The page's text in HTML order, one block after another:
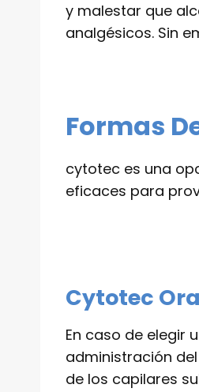
y malestar que
analgésicos. Sin
Formas
cytotec es una
eficaces para
Cytotec
En caso de elegir
administración
de los capilares